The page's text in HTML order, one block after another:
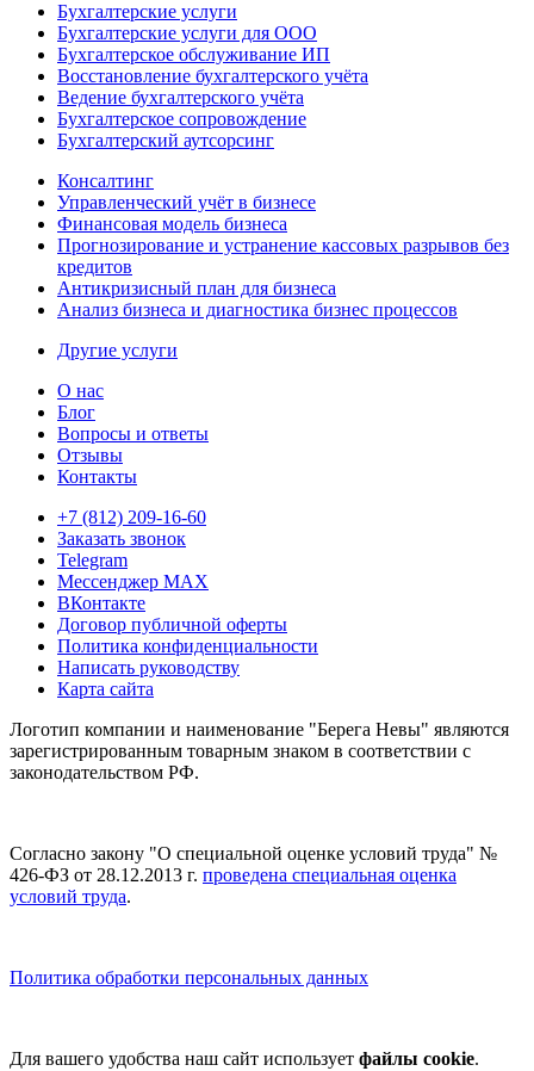
Бухгалтерские услуги
Бухгалтерские услуги для ООО
Бухгалтерское обслуживание ИП
Восстановление бухгалтерского учёта
Ведение бухгалтерского учёта
Бухгалтерское сопровождение
Бухгалтерский аутсорсинг
Консалтинг
Управленческий учёт в бизнесе
Финансовая модель бизнеса
Прогнозирование и устранение кассовых разрывов без
кредитов
Антикризисный план для бизнеса
Анализ бизнеса и диагностика бизнес процессов
Другие услуги
О нас
Блог
Вопросы и ответы
Отзывы
Контакты
+7 (812) 209-16-60
Заказать звонок
Telegram
Мессенджер MAX
ВКонтакте
Договор публичной оферты
Политика конфиденциальности
Написать руководству
Карта сайта
Логотип компании и наименование "Берега Невы" являются
зарегистрированным товарным знаком в соответствии с
законодательством РФ.
Согласно закону "О специальной оценке условий труда" №
426-ФЗ от 28.12.2013 г. проведена специальная оценка
условий труда.
Политика обработки персональных данных
Для вашего удобства наш сайт использует файлы cookie.